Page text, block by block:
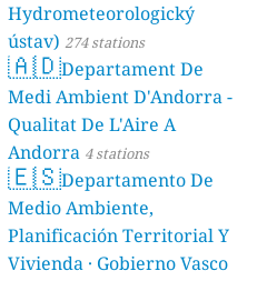
Hydrometeorologický
ústav) 274 stations
🇦🇩Departament De
Medi Ambient D'Andorra -
Qualitat De L'Aire A
Andorra 4 stations
🇪🇸Departamento De
Medio Ambiente,
Planificación Territorial Y
Vivienda · Gobierno Vasco